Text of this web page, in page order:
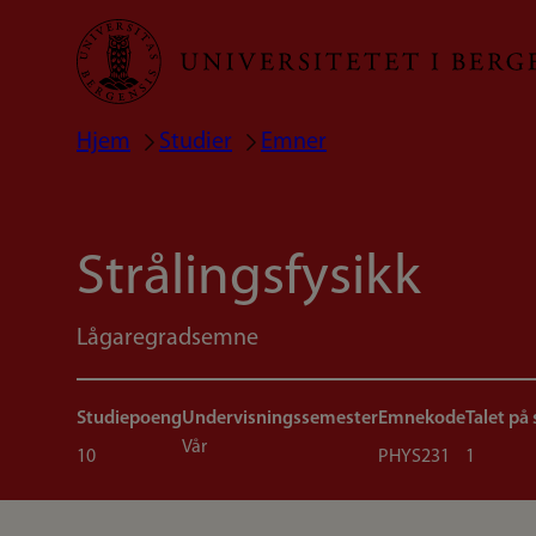
Hopp
hovedinnhold
Navigasjonssti
Hjem Studier Emner
Strålingsfysikk
Lågaregradsemne
Studiepoeng
10
Undervisningssemester
Vår
Emnekode
PHYS231
Talet på
1